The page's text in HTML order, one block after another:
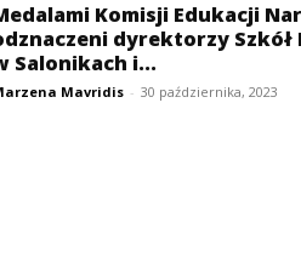
Komisji Edukacji
dyrektorzy Szkół
Salonikach i...
Mavridis - 30 października, 2023